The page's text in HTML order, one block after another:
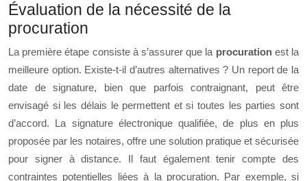
Évaluation de la nécessité de la
procuration
La première étape consiste à s’assurer que la procuration est la
meilleure option. Existe-t-il d’autres alternatives ? Un report de la
date de signature, bien que parfois contraignant, peut être
envisagé si les délais le permettent et si toutes les parties sont
d’accord. La signature électronique qualifiée, de plus en plus
proposée par les notaires, offre une solution pratique et sécurisée
pour signer à distance. Il faut également tenir compte des
contraintes potentielles liées à la procuration. Par exemple, si